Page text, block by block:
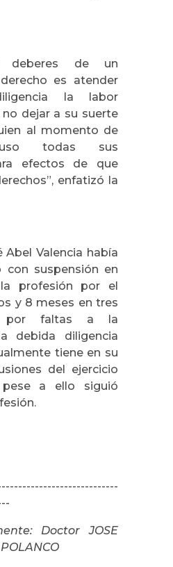
deberes de un
es atender
la labor
dejar a su suerte
al momento de
todas sus
efectos de que
enfatizó la
Abel Valencia había
con suspensión en
profesión por el
y 8 meses en tres
por faltas a la
debida diligencia
tiene en su
del ejercicio
a ello siguió
DoctorJOSE